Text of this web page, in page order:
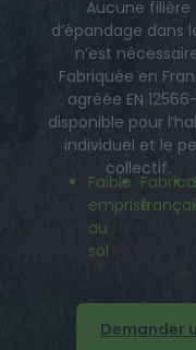
Aucune filière
d’épandage dans
n’est
Fabriquée en
agréée EN
disponible pour
individuel et le
collectif.
Faible
emprise
au
sol
Demander